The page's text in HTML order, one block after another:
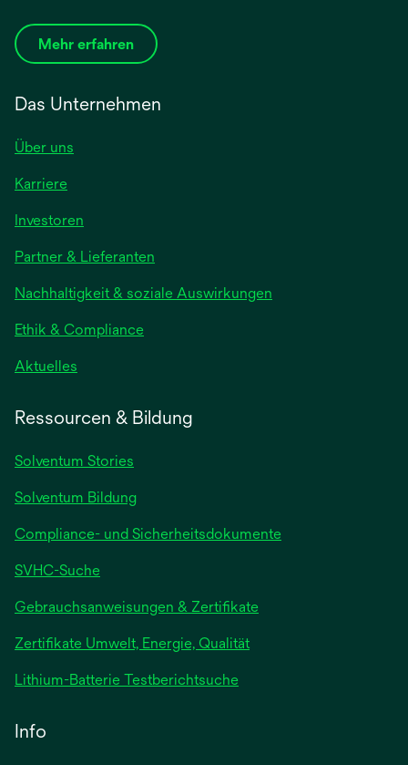
Mehr erfahren
Das Unternehmen
Über uns
Karriere
Investoren
Partner & Lieferanten
Nachhaltigkeit & soziale Auswirkungen
Ethik & Compliance
Aktuelles
Ressourcen & Bildung
Solventum Stories
Solventum Bildung
Compliance- und Sicherheitsdokumente
SVHC-Suche
Gebrauchsanweisungen & Zertifikatewird
Zertifikate Umwelt, Energie, Qualität
Lithium-Batterie Testberichtsuchewird
Info